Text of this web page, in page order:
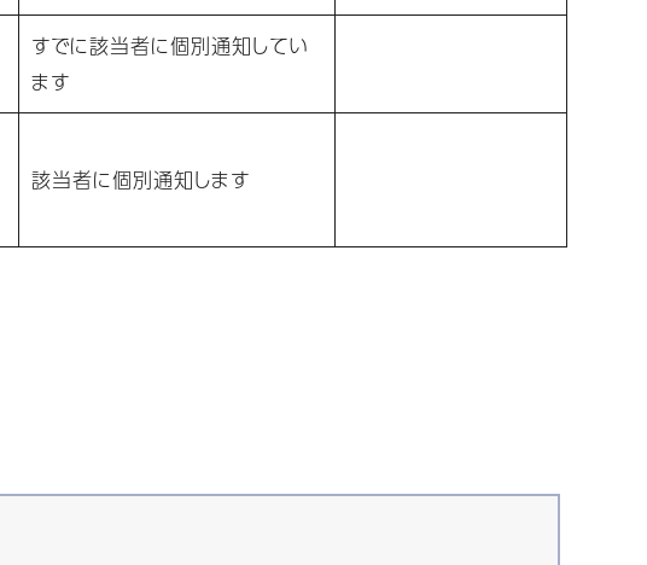
すでに該当者に個別通知してい
ます
該当者に個別通知します